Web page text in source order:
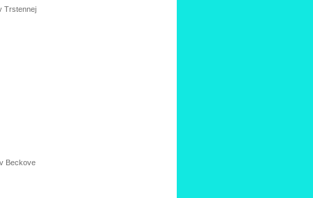
Trstennej
Beckove